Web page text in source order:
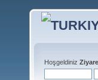
Hoşgeldiniz